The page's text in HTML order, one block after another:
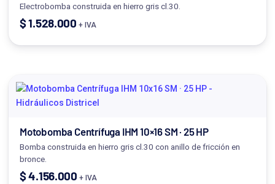
Electrobomba construida en hierro gris cl.30.
$1.528.000 + IVA
Motobomba Centrífuga IHM 10×16 SM · 25 HP
Bomba construida en hierro gris cl.30 con anillo de fricción en
bronce.
$4.156.000 + IVA